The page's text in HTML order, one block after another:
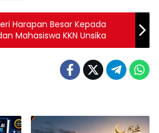
Harapan Besar Kepada
Mahasiswa KKN Unsika